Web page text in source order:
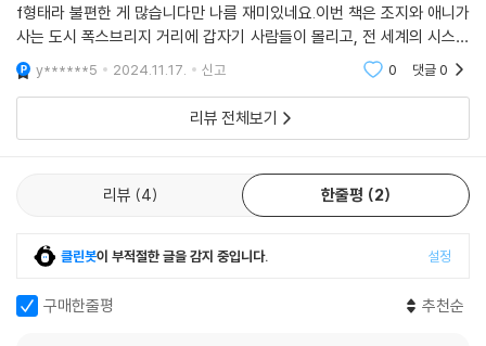
f형태라 불편한 게 많습니다만 나름 재미있네요.이번 책은 조지와 애니가
사는 도시 폭스브리지 거리에 갑자기 사람들이 몰리고, 전 세계의 시스템
이 해킹당하는 스케일 큰 이야기가 됩니다.두 아이들이 이 문제를 해결하
려고 뛰는 과정
y******5 2024.11.17. 신고 0 댓글0
리뷰 전체보기
리뷰 4 한줄평 2
클린봇이 부적절한 글을 감지 중입니다. 설정
구매한줄평 추천순